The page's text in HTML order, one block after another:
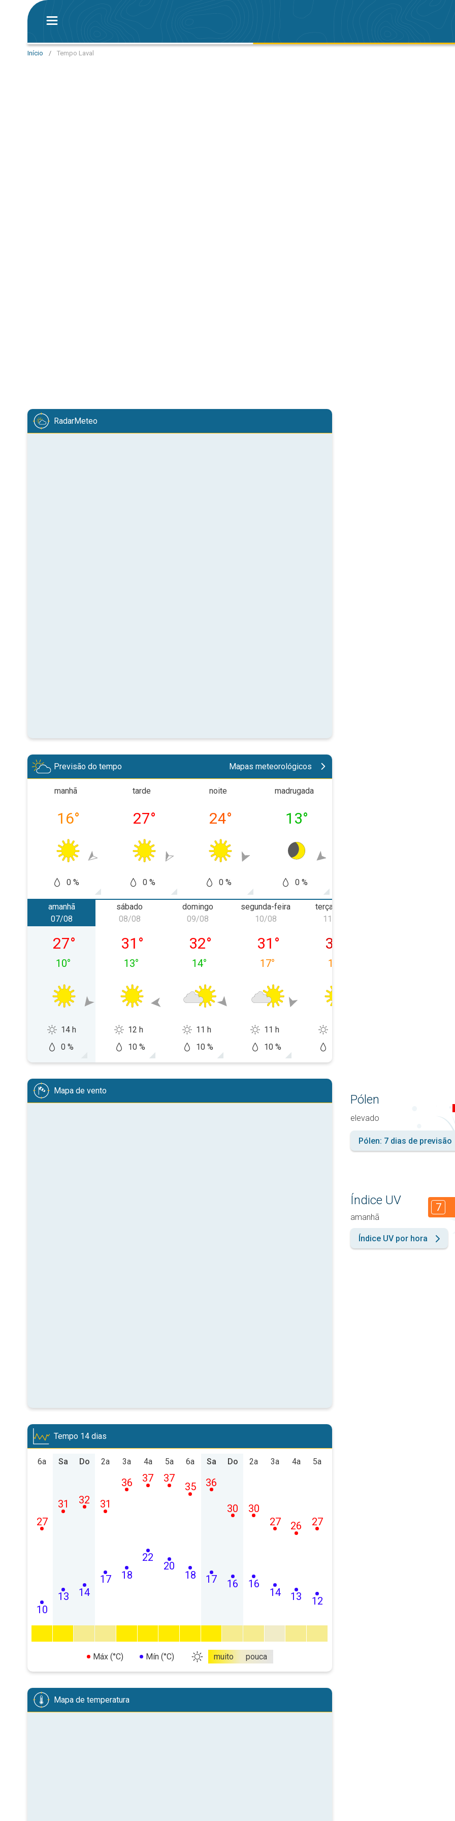
Início / Tempo Laval
RadarMeteo
Previsão do tempo Mapas meteorológicos
manhã
16°
0 %
tarde
27°
0 %
noite
24°
0 %
madrugada
13°
0 %
amanhã
sexta-feira, 07/08
07/08
27°
10°
14 h
0 %
sábado
sábado, 08/08
08/08
31 °
13°
12 h
10 %
domingo
domingo, 09/08
09/08
32°
14°
11 h
10 %
segunda-feira
segunda-feira, 10/08
10/08
31 °
17°
11 h
10 %
terça-feira
11/08
36
18
Mapa de vento
Tempo 14 dias
6a
10
27
Sa
13
31
Do
14
32
2a
17
31
3a
18
36
4a
22
37
5a
20
37
6a
18
35
Sa
17
36
Do
16
30
2a
16
30
3a
14
27
4a
13
26
5a
12
27
Máx (°C) Mín (°C) muito pouca
Mapa de temperatura
Pólen
elevado
Pólen: 7 dias de previsão
Índice UV
amanhã
7
Índice UV por hora